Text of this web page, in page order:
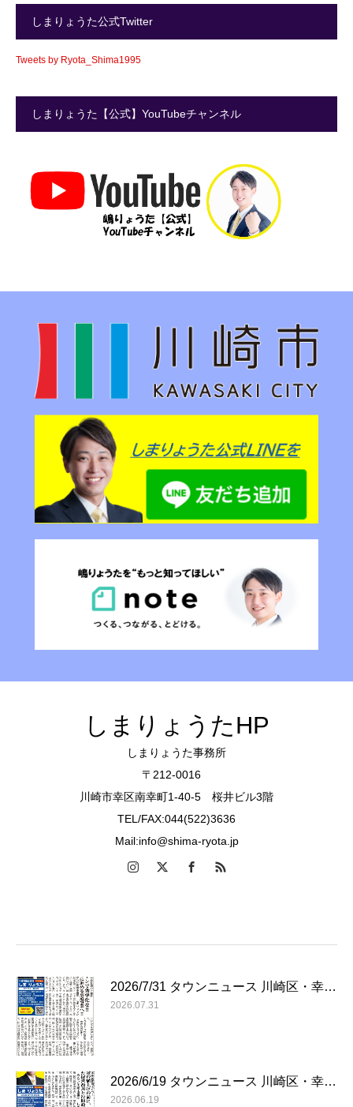
しまりょうた公式Twitter
Tweets by Ryota_Shima1995
しまりょうた【公式】YouTubeチャンネル
しまりょうたHP
しまりょうた事務所
〒212-0016
川崎市幸区南幸町1-40-5 桜井ビル3階
TEL/FAX:044(522)3636
Mail:info@shima-ryota.jp
2026/7/31 タウンニュース 川崎区・幸…
2026.07.31
2026/6/19 タウンニュース 川崎区・幸…
2026.06.19